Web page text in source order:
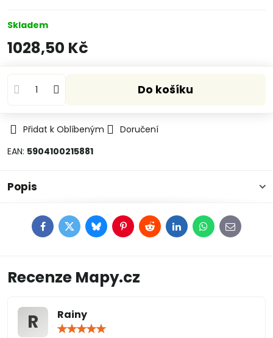
Skladem
1028,50 Kč
Do košíku
Přidat k Oblíbeným
Doručení
EAN: 5904100215881
Popis
FacebookTwitterBlueskyPinterestRedditLinkedInWhatsApp
E-
mail
Recenze Mapy.cz
R Rainy